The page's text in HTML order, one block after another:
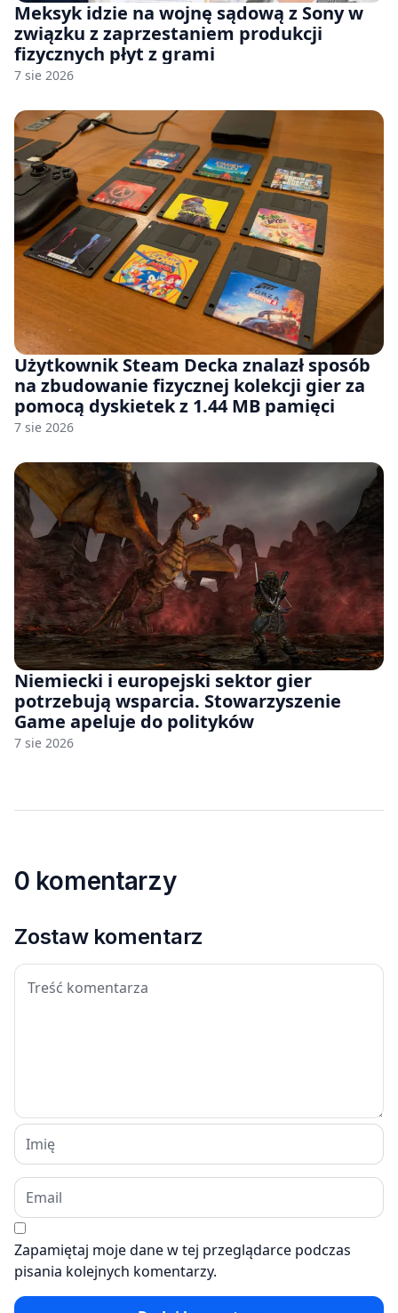
Meksyk idzie na wojnę sądową z Sony w
związku z zaprzestaniem produkcji
fizycznych płyt z grami
7 sie 2026
Użytkownik Steam Decka znalazł sposób
na zbudowanie fizycznej kolekcji gier za
pomocą dyskietek z 1.44 MB pamięci
7 sie 2026
Niemiecki i europejski sektor gier
potrzebują wsparcia. Stowarzyszenie
Game apeluje do polityków
7 sie 2026
0 komentarzy
Zostaw komentarz
Zapamiętaj moje dane w tej przeglądarce podczas
pisania kolejnych komentarzy.